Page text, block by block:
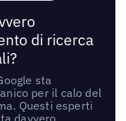
di ricerca
sta
per il calo del
Questi esperti